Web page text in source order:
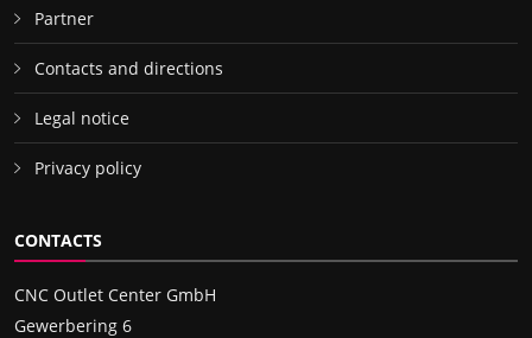
Partner
Contacts and directions
Legal notice
Privacy policy
CONTACTS
CNC Outlet Center GmbH
Gewerbering 6